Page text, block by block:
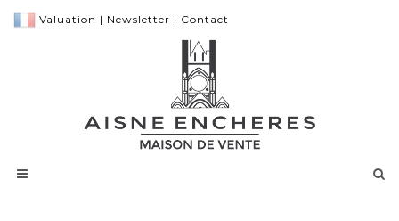
Valuation | Newsletter | Contact